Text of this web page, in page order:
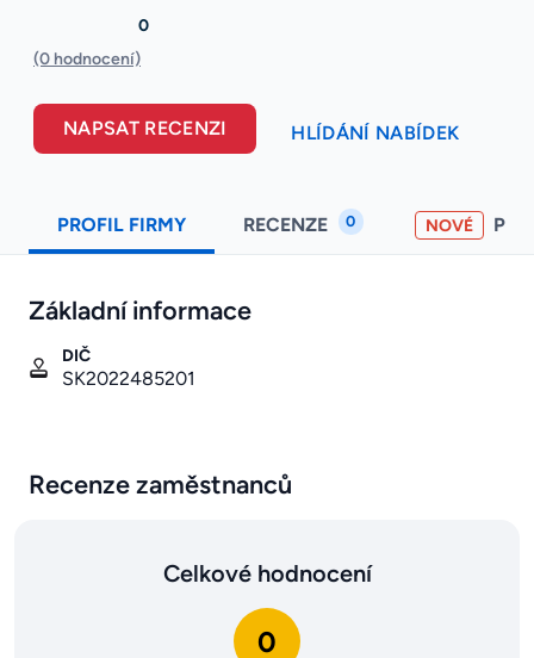
0
(0 hodnocení)
NAPSAT RECENZI HLÍDÁNÍ NABÍDEK
PROFIL FIRMY RECENZE 0 NOVÉ
Základní informace
DIČ
SK2022485201
Recenze zaměstnanců
Celkové hodnocení
0